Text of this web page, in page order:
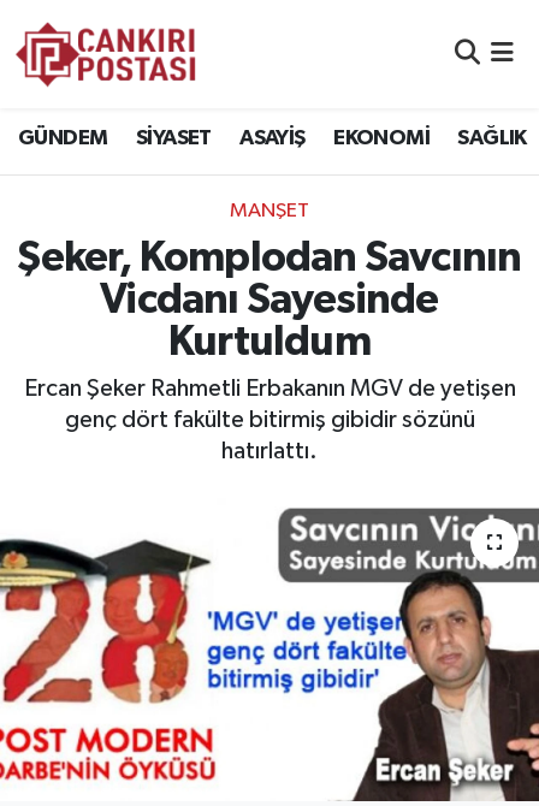
GÜNDEM SİYASET ASAYİŞ EKONOMİ SAĞLIK
MANŞET
Şeker, Komplodan Savcının
Vicdanı Sayesinde
Kurtuldum
Ercan Şeker Rahmetli Erbakanın MGV de yetişen
genç dört fakülte bitirmiş gibidir sözünü
hatırlattı.
EKONOMİ
SPOR
ÇEVRE
İLÇELER
RESMİ İLANLAR
KÜLTÜR
Trafik Durumu
Süper Lig Puan Durumu ve Fikstür
Tüm Manşetler
Son Dakika Haberleri